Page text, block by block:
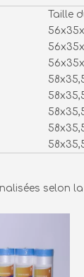
Taille
selon